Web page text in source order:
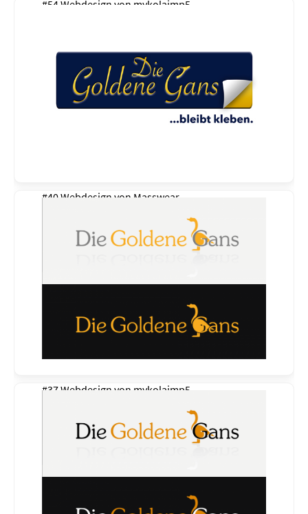
#54 Webdesign von mykolajmp5
#40 Webdesign von Masswear
#37 Webdesign von mykolajmp5